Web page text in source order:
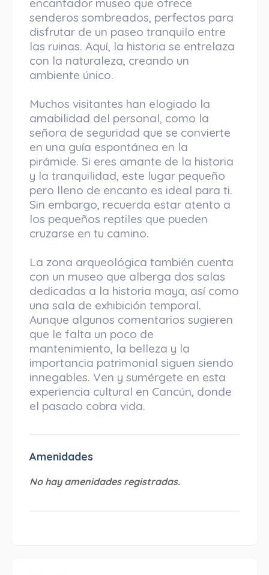
senderos sombreados, perfectos para
disfrutar de un paseo tranquilo entre
las ruinas. Aquí, la historia se entrelaza
con la naturaleza, creando un
ambiente único.
Muchos visitantes han elogiado la
amabilidad del personal, como la
señora de seguridad que se convierte
en una guía espontánea en la
pirámide. Si eres amante de la historia
y la tranquilidad, este lugar pequeño
pero lleno de encanto es ideal para ti.
Sin embargo, recuerda estar atento a
los pequeños reptiles que pueden
cruzarse en tu camino.
La zona arqueológica también cuenta
con un museo que alberga dos salas
dedicadas a la historia maya, así como
una sala de exhibición temporal.
Aunque algunos comentarios sugieren
que le falta un poco de
mantenimiento, la belleza y la
importancia patrimonial siguen siendo
innegables. Ven y sumérgete en esta
experiencia cultural en Cancún, donde
el pasado cobra vida.
Amenidades
No hay amenidades registradas.